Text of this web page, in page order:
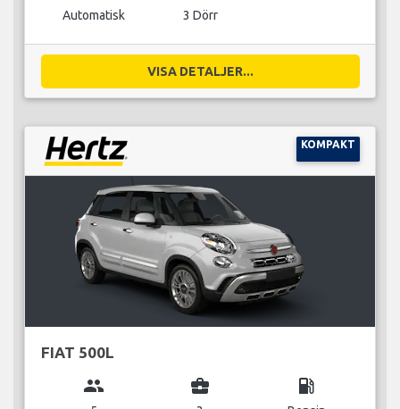
Automatisk 3 Dörr
VISA DETALJER...
KOMPAKT
FIAT 500L
group business_center local_gas_station